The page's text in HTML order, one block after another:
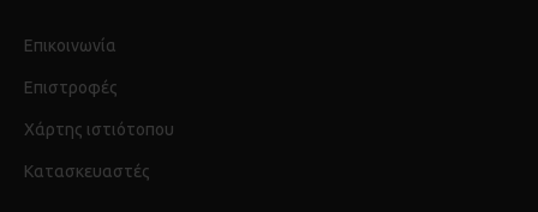
Επικοινωνία
Επιστροφές
Χάρτης ιστιότοπου
Κατασκευαστές